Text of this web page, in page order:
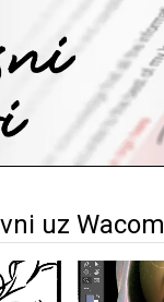
uz Wacom